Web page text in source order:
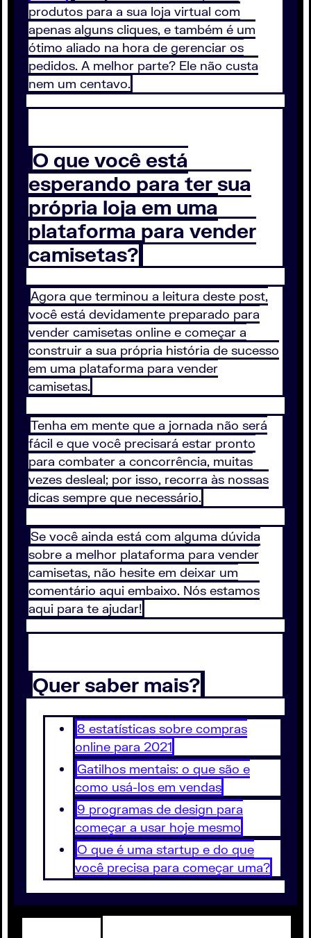
produtos para a sua loja virtual com
apenas alguns cliques, e também é um
ótimo aliado na hora de gerenciar os
pedidos. A melhor parte? Ele não custa
nem um centavo.
O que você está
esperando para ter sua
própria loja em uma
plataforma para vender
camisetas?
Agora que terminou a leitura deste post,
você está devidamente preparado para
vender camisetas online e começar a
construir a sua própria história de sucesso
em uma plataforma para vender
camisetas.
Tenha em mente que a jornada não será
fácil e que você precisará estar pronto
para combater a concorrência, muitas
vezes desleal; por isso, recorra às nossas
dicas sempre que necessário.
Se você ainda está com alguma dúvida
sobre a melhor plataforma para vender
camisetas, não hesite em deixar um
comentário aqui embaixo. Nós estamos
aqui para te ajudar!
Quer saber mais?
8 estatísticas sobre compras
online para 2021
Gatilhos mentais: o que são e
como usá-los em vendas
9 programas de design para
começar a usar hoje mesmo
O que é uma startup e do que
você precisa para começar uma?